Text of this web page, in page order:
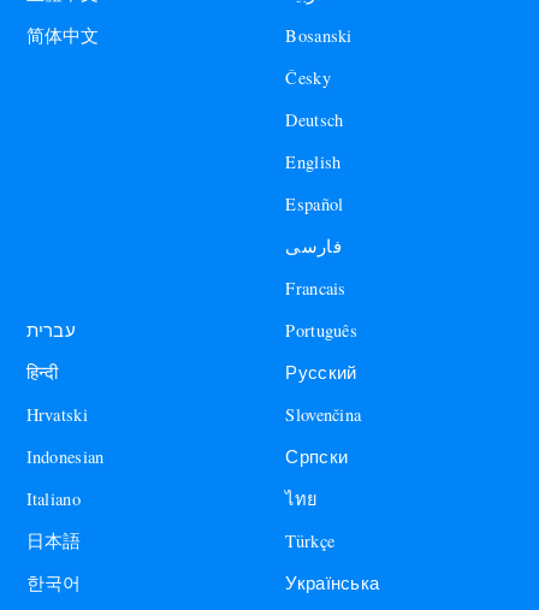
简体中文
Bosanski
Česky
Deutsch
English
Español
فارسی
Francais
עברית
हिन्दी
Hrvatski
Indonesian
Italiano
日本語
한국어
Português
Русский
Slovenčina
Српски
ไทย
Türkçe
Українська